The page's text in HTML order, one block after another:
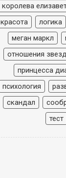
королева
красота
логика
меган маркл
отношения звезд
принцесса
психология
скандал
тест